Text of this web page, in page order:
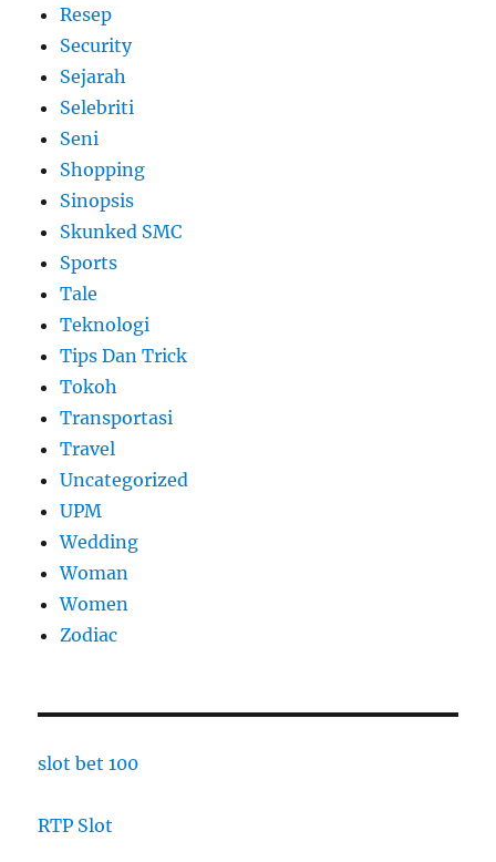
Resep
Security
Sejarah
Selebriti
Seni
Shopping
Sinopsis
Skunked SMC
Sports
Tale
Teknologi
Tips Dan Trick
Tokoh
Transportasi
Travel
Uncategorized
UPM
Wedding
Woman
Women
Zodiac
slot bet 100
RTP Slot